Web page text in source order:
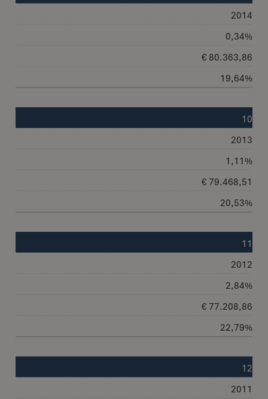
2014
0,34%
€ 80.363,86
19,64%
10
2013
1,11%
€ 79.468,51
20,53%
11
2012
2,84%
€ 77.208,86
22,79%
12
2011